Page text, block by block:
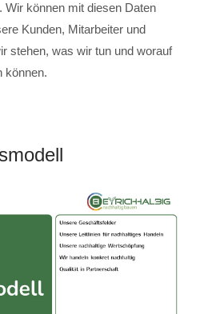
Wir können mit diesen Daten
Kunden, Mitarbeiter und
stehen, was wir tun und worauf
können.